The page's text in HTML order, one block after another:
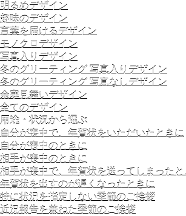
明るめデザイン
趣味のデザイン
言葉を届けるデザイン
モノクロデザイン
写真入りデザイン
冬のグリーティング 写真入りデザイン
冬のグリーティング 写真なしデザイン
余寒見舞いデザイン
全てのデザイン
用途・状況から選ぶ
自分が喪中で、年賀状をいただいたときに
自分が喪中のときに
相手が喪中のときに
相手が喪中で、年賀状を送ってしまったと
年賀状を出すのが遅くなったときに
特に状況を指定しない季節のご挨拶
近況報告を兼ねた季節のご挨拶